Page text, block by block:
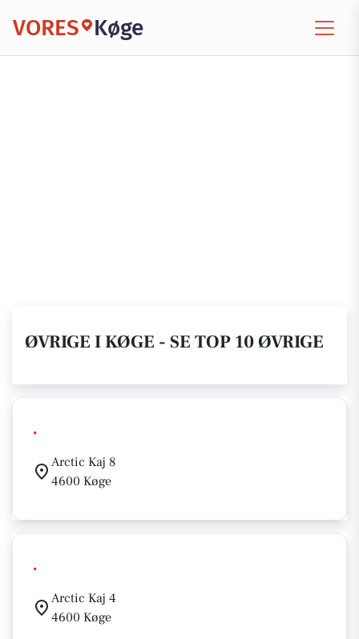
VORES Køge
ØVRIGE I KØGE - SE TOP 10 ØVRIGE
.
Arctic Kaj 8
4600 Køge
.
Arctic Kaj 4
4600 Køge